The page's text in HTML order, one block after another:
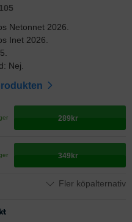
Netonnet 2026.
Inet 2026.
Nej.
289kr
349kr
Fler köpalternativ